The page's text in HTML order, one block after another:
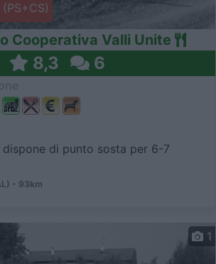
Cooperativa Valli Unite
8,3 6
di punto sosta per 6-7
- 93km
1